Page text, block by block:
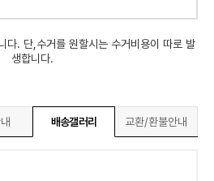
다. 단,수거를 원할시는 수거비용이 따로 발
생합니다.
배송갤러리 교환/환불안내